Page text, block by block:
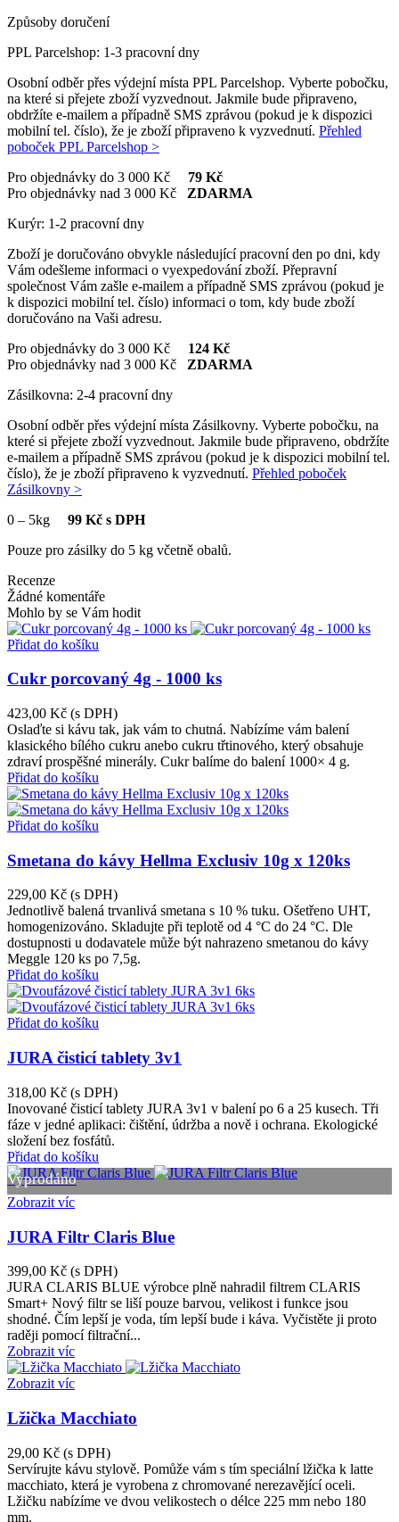
Způsoby doručení
PPL Parcelshop: 1-3 pracovní dny
Osobní odběr přes výdejní místa PPL Parcelshop. Vyberte pobočku,
na které si přejete zboží vyzvednout. Jakmile bude připraveno,
obdržíte e-mailem a případně SMS zprávou (pokud je k dispozici
mobilní tel. číslo), že je zboží připraveno k vyzvednutí. Přehled
poboček PPL Parcelshop >
Pro objednávky do 3 000 Kč 79 Kč
Pro objednávky nad 3 000 Kč ZDARMA
Kurýr: 1-2 pracovní dny
Zboží je doručováno obvykle následující pracovní den po dni, kdy
Vám odešleme informaci o vyexpedování zboží. Přepravní
společnost Vám zašle e-mailem a případně SMS zprávou (pokud je
k dispozici mobilní tel. číslo) informaci o tom, kdy bude zboží
doručováno na Vaši adresu.
Pro objednávky do 3 000 Kč 124 Kč
Pro objednávky nad 3 000 Kč ZDARMA
Zásilkovna: 2-4 pracovní dny
Osobní odběr přes výdejní místa Zásilkovny. Vyberte pobočku, na
které si přejete zboží vyzvednout. Jakmile bude připraveno, obdržíte
e-mailem a případně SMS zprávou (pokud je k dispozici mobilní tel.
číslo), že je zboží připraveno k vyzvednutí. Přehled poboček
Zásilkovny >
0 – 5kg 99 Kč s DPH
Pouze pro zásilky do 5 kg včetně obalů.
Recenze
Žádné komentáře
Mohlo by se Vám hodit
Přidat do košíku
Cukr porcovaný 4g - 1000 ks
423,00 Kč (s DPH)
Oslaďte si kávu tak, jak vám to chutná. Nabízíme vám balení
klasického bílého cukru anebo cukru třtinového, který obsahuje
zdraví prospěšné minerály. Cukr balíme do balení 1000× 4 g.
Přidat do košíku
Přidat do košíku
Smetana do kávy Hellma Exclusiv 10g x 120ks
229,00 Kč (s DPH)
Jednotlivě balená trvanlivá smetana s 10 % tuku. Ošetřeno UHT,
homogenizováno. Skladujte při teplotě od 4 °C do 24 °C. Dle
dostupnosti u dodavatele může být nahrazeno smetanou do kávy
Meggle 120 ks po 7,5g.
Přidat do košíku
Přidat do košíku
JURA čisticí tablety 3v1
318,00 Kč (s DPH)
Inovované čisticí tablety JURA 3v1 v balení po 6 a 25 kusech. Tři
fáze v jedné aplikaci: čištění, údržba a nově i ochrana. Ekologické
složení bez fosfátů.
Přidat do košíku
Vyprodáno
Zobrazit víc
JURA Filtr Claris Blue
399,00 Kč (s DPH)
JURA CLARIS BLUE výrobce plně nahradil filtrem CLARIS
Smart+ Nový filtr se liší pouze barvou, velikost i funkce jsou
shodné. Čím lepší je voda, tím lepší bude i káva. Vyčistěte ji proto
raději pomocí filtrační...
Zobrazit víc
Zobrazit víc
Lžička Macchiato
29,00 Kč (s DPH)
Servírujte kávu stylově. Pomůže vám s tím speciální lžička k latte
macchiato, která je vyrobena z chromované nerezavějící oceli.
Lžičku nabízíme ve dvou velikostech o délce 225 mm nebo 180
mm.